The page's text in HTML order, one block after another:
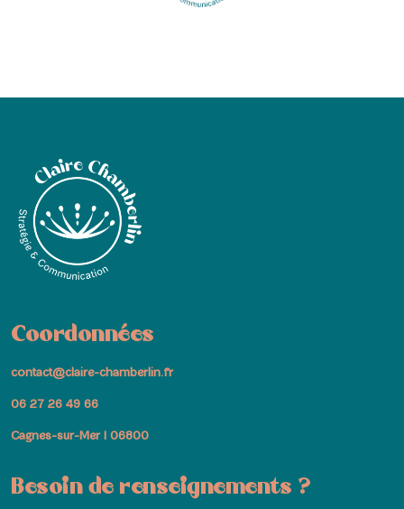
Coordonnées
contact@claire-chamberlin.fr
06 27 26 49 66
Cagnes-sur-Mer I 06800
Besoin de renseignements ?